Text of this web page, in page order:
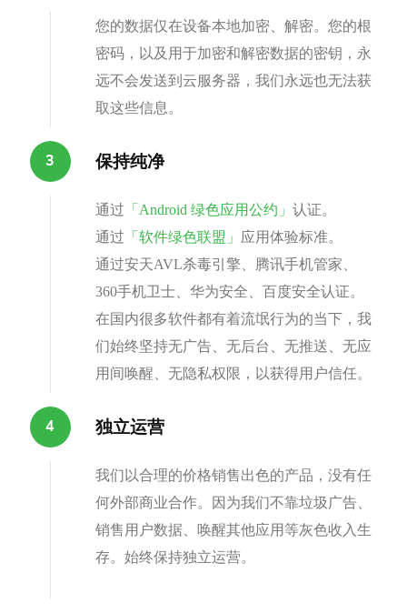
您的数据仅在设备本地加密、解密。您的根
密码，以及用于加密和解密数据的密钥，永
远不会发送到云服务器，我们永远也无法获
取这些信息。
保持纯净
通过 「Android 绿色应用公约」 认证。
通过 「软件绿色联盟」 应用体验标准。
通过安天AVL杀毒引擎、腾讯手机管家、
360手机卫士、华为安全、百度安全认证。
在国内很多软件都有着流氓行为的当下，我
们始终坚持无广告、无后台、无推送、无应
用间唤醒、无隐私权限，以获得用户信任。
独立运营
我们以合理的价格销售出色的产品，没有任
何外部商业合作。因为我们不靠垃圾广告、
销售用户数据、唤醒其他应用等灰色收入生
存。始终保持独立运营。